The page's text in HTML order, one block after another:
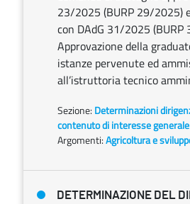
23/2025 (BURP 29/2025)
con DAdG 31/2025
Approvazione della
istanze pervenute ed
all’istruttoria tecnico
Sezione: Determinazioni
contenuto di interesse generale
Argomenti:Agricoltura e
DETERMINAZIONE DEL